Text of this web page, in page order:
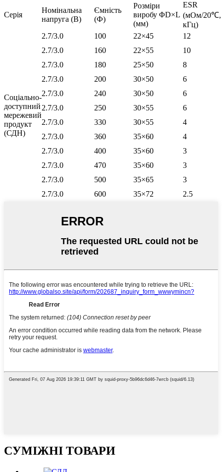
Серія
Номінальна
напруга (В)
Ємність
(Ф)
Розміри
виробу ΦD×L
(мм)
ESR
(мОм/20℃,
кГц)
Соціально-
доступний
мережевий
продукт
(СДН)
2.7/3.0 100 22×45
12
2.7/3.0
160 22×55
10
2.7/3.0
180 25×50
8
2.7/3.0
200 30×50
6
2.7/3.0
240 30×50
6
2.7/3.0
250 30×55
6
2.7/3.0
330 30×55
4
2.7/3.0
360 35×60
4
2.7/3.0
400 35×60
3
2.7/3.0
470 35×60
3
2.7/3.0
500 35×65
3
2.7/3.0
600 35×72 2.5
СУМІЖНІ ТОВАРИ